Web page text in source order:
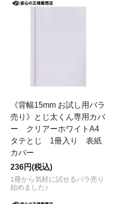
《背幅15mm お試し用バラ
売り》とじ太くん専用カバ
ー クリアーホワイトA4
タテとじ 1冊入り 表紙
カバー
236円(税込)
1冊から気軽に試せるバラ売り
始めました♪